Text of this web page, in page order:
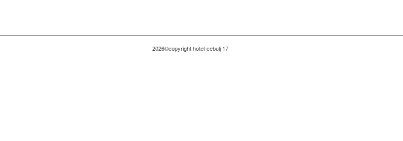
2026©copyright hotel-cebulj 17